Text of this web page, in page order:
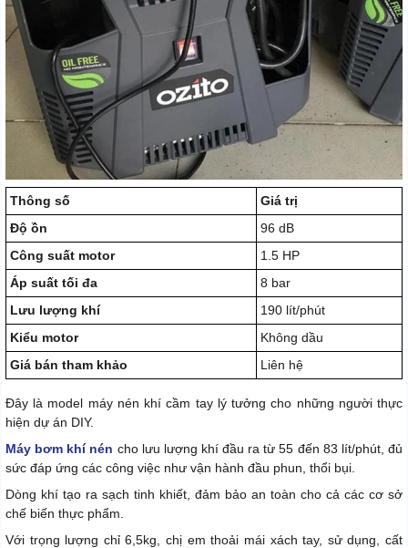
Thông số
Giá trị
Độ ồn
96 dB
Công suất motor
1.5 HP
Áp suất tối đa
8 bar
Lưu lượng khí
190 lít/phút
Kiểu motor
Không dầu
Giá bán tham khảo
Liên hệ
Đây là model máy nén khí cầm tay lý tưởng cho những người thực
hiện dự án DIY.
Máy bơm khí nén cho lưu lượng khí đầu ra từ 55 đến 83 lít/phút, đủ
sức đáp ứng các công việc như vận hành đầu phun, thổi bụi.
Dòng khí tạo ra sạch tinh khiết, đảm bảo an toàn cho cả các cơ sở
chế biến thực phẩm.
Với trọng lượng chỉ 6,5kg, chị em thoải mái xách tay, sử dụng, cất